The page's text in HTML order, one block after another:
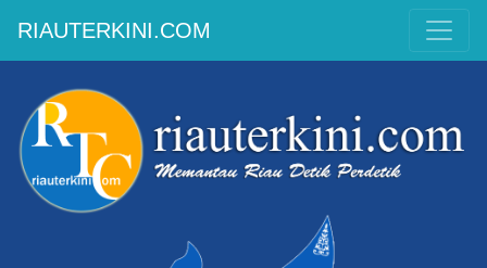
RIAUTERKINI.COM